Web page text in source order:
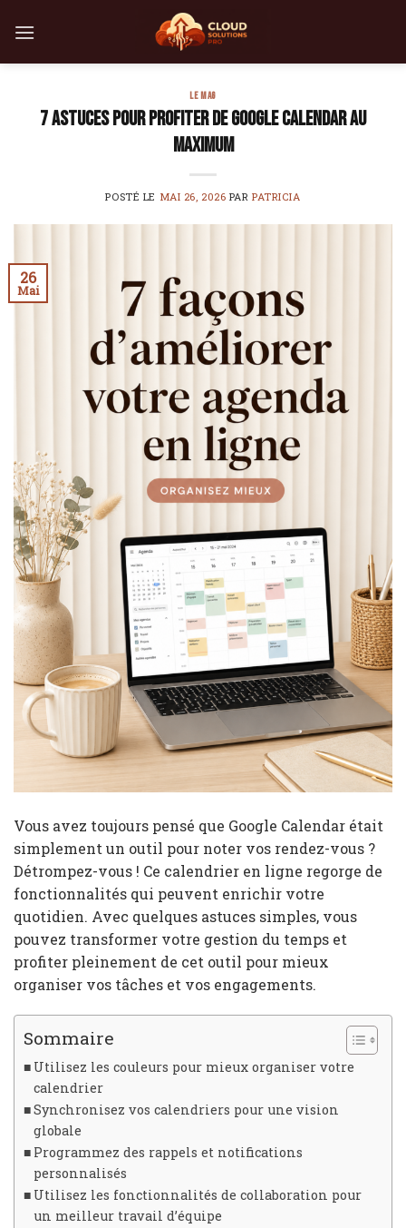
LE MAG
7 astuces pour profiter de Google Calendar au
maximum
POSTÉ LE MAI 26, 2026 PARPATRICIA
26
Mai
Vous avez toujours pensé que Google Calendar était
simplement un outil pour noter vos rendez-vous ?
Détrompez-vous ! Ce calendrier en ligne regorge de
fonctionnalités qui peuvent enrichir votre
quotidien. Avec quelques astuces simples, vous
pouvez transformer votre gestion du temps et
profiter pleinement de cet outil pour mieux
organiser vos tâches et vos engagements.
Sommaire
Utilisez les couleurs pour mieux organiser votre
calendrier
Synchronisez vos calendriers pour une vision
globale
Programmez des rappels et notifications
personnalisés
Utilisez les fonctionnalités de collaboration pour
un meilleur travail d’équipe